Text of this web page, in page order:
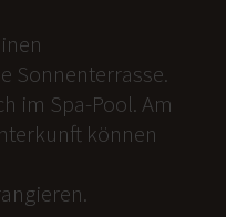
Sonnenterrasse.
im Spa-Pool. Am
können